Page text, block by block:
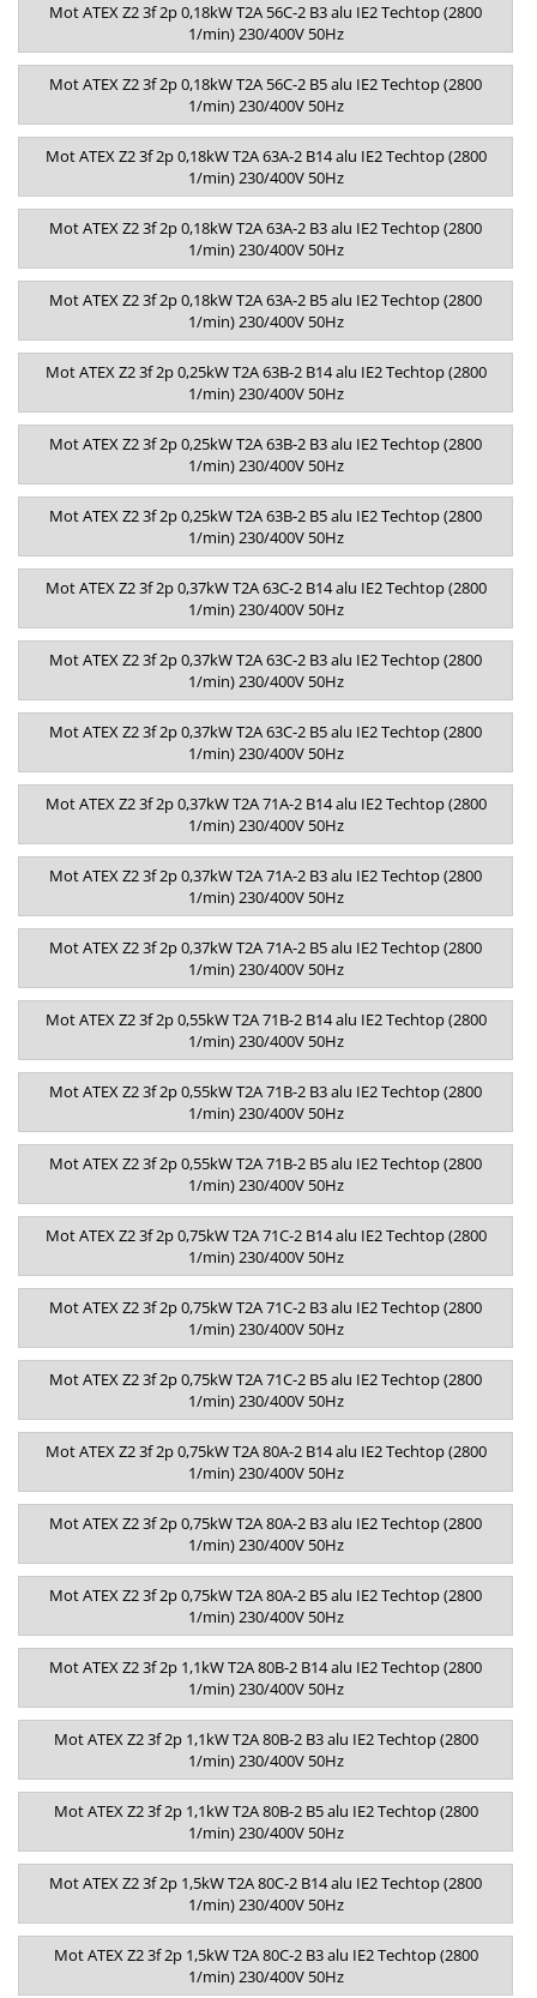
Mot ATEX Z2 3f 2p 0,18kW T2A 56C-2 B3 alu IE2 Techtop (2800
1/min) 230/400V 50Hz
Mot ATEX Z2 3f 2p 0,18kW T2A 56C-2 B5 alu IE2 Techtop (2800
1/min) 230/400V 50Hz
Mot ATEX Z2 3f 2p 0,18kW T2A 63A-2 B14 alu IE2 Techtop (2800
1/min) 230/400V 50Hz
Mot ATEX Z2 3f 2p 0,18kW T2A 63A-2 B3 alu IE2 Techtop (2800
1/min) 230/400V 50Hz
Mot ATEX Z2 3f 2p 0,18kW T2A 63A-2 B5 alu IE2 Techtop (2800
1/min) 230/400V 50Hz
Mot ATEX Z2 3f 2p 0,25kW T2A 63B-2 B14 alu IE2 Techtop (2800
1/min) 230/400V 50Hz
Mot ATEX Z2 3f 2p 0,25kW T2A 63B-2 B3 alu IE2 Techtop (2800
1/min) 230/400V 50Hz
Mot ATEX Z2 3f 2p 0,25kW T2A 63B-2 B5 alu IE2 Techtop (2800
1/min) 230/400V 50Hz
Mot ATEX Z2 3f 2p 0,37kW T2A 63C-2 B14 alu IE2 Techtop (2800
1/min) 230/400V 50Hz
Mot ATEX Z2 3f 2p 0,37kW T2A 63C-2 B3 alu IE2 Techtop (2800
1/min) 230/400V 50Hz
Mot ATEX Z2 3f 2p 0,37kW T2A 63C-2 B5 alu IE2 Techtop (2800
1/min) 230/400V 50Hz
Mot ATEX Z2 3f 2p 0,37kW T2A 71A-2 B14 alu IE2 Techtop (2800
1/min) 230/400V 50Hz
Mot ATEX Z2 3f 2p 0,37kW T2A 71A-2 B3 alu IE2 Techtop (2800
1/min) 230/400V 50Hz
Mot ATEX Z2 3f 2p 0,37kW T2A 71A-2 B5 alu IE2 Techtop (2800
1/min) 230/400V 50Hz
Mot ATEX Z2 3f 2p 0,55kW T2A 71B-2 B14 alu IE2 Techtop (2800
1/min) 230/400V 50Hz
Mot ATEX Z2 3f 2p 0,55kW T2A 71B-2 B3 alu IE2 Techtop (2800
1/min) 230/400V 50Hz
Mot ATEX Z2 3f 2p 0,55kW T2A 71B-2 B5 alu IE2 Techtop (2800
1/min) 230/400V 50Hz
Mot ATEX Z2 3f 2p 0,75kW T2A 71C-2 B14 alu IE2 Techtop (2800
1/min) 230/400V 50Hz
Mot ATEX Z2 3f 2p 0,75kW T2A 71C-2 B3 alu IE2 Techtop (2800
1/min) 230/400V 50Hz
Mot ATEX Z2 3f 2p 0,75kW T2A 71C-2 B5 alu IE2 Techtop (2800
1/min) 230/400V 50Hz
Mot ATEX Z2 3f 2p 0,75kW T2A 80A-2 B14 alu IE2 Techtop (2800
1/min) 230/400V 50Hz
Mot ATEX Z2 3f 2p 0,75kW T2A 80A-2 B3 alu IE2 Techtop (2800
1/min) 230/400V 50Hz
Mot ATEX Z2 3f 2p 0,75kW T2A 80A-2 B5 alu IE2 Techtop (2800
1/min) 230/400V 50Hz
Mot ATEX Z2 3f 2p 1,1kW T2A 80B-2 B14 alu IE2 Techtop (2800
1/min) 230/400V 50Hz
Mot ATEX Z2 3f 2p 1,1kW T2A 80B-2 B3 alu IE2 Techtop (2800
1/min) 230/400V 50Hz
Mot ATEX Z2 3f 2p 1,1kW T2A 80B-2 B5 alu IE2 Techtop (2800
1/min) 230/400V 50Hz
Mot ATEX Z2 3f 2p 1,5kW T2A 80C-2 B14 alu IE2 Techtop (2800
1/min) 230/400V 50Hz
Mot ATEX Z2 3f 2p 1,5kW T2A 80C-2 B3 alu IE2 Techtop (2800
1/min) 230/400V 50Hz